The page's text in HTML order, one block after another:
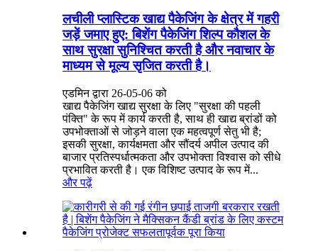
लचीली प्लास्टिक खाद्य पैकेजिंग के क्षेत्र में गहरी
जड़ें जमाए हुए: बिशेंग पैकेजिंग शिल्प कौशल के
साथ सुरक्षा सुनिश्चित करती है और नवाचार के
माध्यम से मूल्य सृजित करती है।
एडमिन द्वारा 26-05-06 को
खाद्य पैकेजिंग खाद्य सुरक्षा के लिए "सुरक्षा की पहली
पंक्ति" के रूप में कार्य करती है, साथ ही खाद्य ब्रांडों को
उपभोक्ताओं से जोड़ने वाला एक महत्वपूर्ण सेतु भी है;
इसकी सुरक्षा, कार्यक्षमता और सौंदर्य अपील उत्पाद की
बाजार प्रतिस्पर्धात्मकता और उपभोक्ता विश्वास को सीधे
प्रभावित करती है। एक विशिष्ट उत्पाद के रूप में...
और पढ़ें